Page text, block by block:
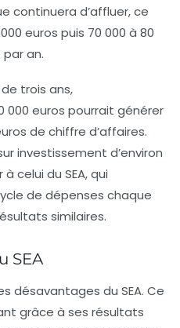
continuera d’affluer, ce
euros puis 70 000 à 80
an.
trois ans,
000 euros pourrait générer
de chiffre d’affaires.
investissement d’environ
celui du SEA, qui
de dépenses chaque
similaires.
SEA
désavantages du SEA. Ce
grâce à ses résultats